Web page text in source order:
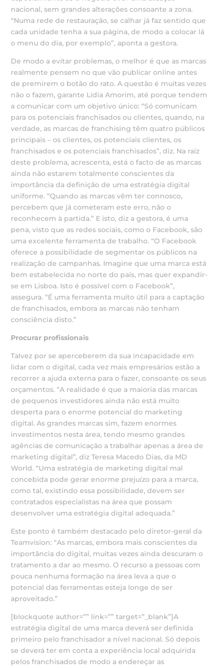
nacional, sem grandes alterações consoante a zona.
“Numa rede de restauração, se calhar já faz sentido que
cada unidade tenha a sua página, de modo a colocar lá
o menu do dia, por exemplo”, aponta a gestora.
De modo a evitar problemas, o melhor é que as marcas
realmente pensem no que vão publicar online antes
de premirem o botão do rato. A questão é muitas vezes
não o fazem, garante Lídia Amorim, até porque tendem
a comunicar com um objetivo único: “Só comunicam
para os potenciais franchisados ou clientes, quando, na
verdade, as marcas de franchising têm quatro públicos
principais – os clientes, os potenciais clientes, os
franchisados e os potenciais franchisados”, diz. Na raiz
deste problema, acrescenta, está o facto de as marcas
ainda não estarem totalmente conscientes da
importância da definição de uma estratégia digital
uniforme. “Quando as marcas vêm ter connosco,
percebem que já cometeram este erro, não o
reconhecem à partida.” E isto, diz a gestora, é uma
pena, visto que as redes sociais, como o Facebook, são
uma excelente ferramenta de trabalho. “O Facebook
oferece a possibilidade de segmentar os públicos na
realização de campanhas. Imagine que uma marca está
bem estabelecida no norte do país, mas quer expandir-
se em Lisboa. Isto é possível com o Facebook”,
assegura. “É uma ferramenta muito útil para a captação
de franchisados, embora as marcas não tenham
consciência disto.”
Procurar profissionais
Talvez por se aperceberem da sua incapacidade em
lidar com o digital, cada vez mais empresários estão a
recorrer a ajuda externa para o fazer, consoante os seus
orçamentos. “A realidade é que a maioria das marcas
de pequenos investidores ainda não está muito
desperta para o enorme potencial do marketing
digital. As grandes marcas sim, fazem enormes
investimentos nesta área, tendo mesmo grandes
agências de comunicação a trabalhar apenas a área de
marketing digital”, diz Teresa Macedo Dias, da MD
World. “Uma estratégia de marketing digital mal
concebida pode gerar enorme prejuízo para a marca,
como tal, existindo essa possibilidade, devem ser
contratados especialistas na área que possam
desenvolver uma estratégia digital adequada.”
Este ponto é também destacado pelo diretor-geral da
Teamvision: “As marcas, embora mais conscientes da
importância do digital, muitas vezes ainda descuram o
tratamento a dar ao mesmo. O recurso a pessoas com
pouca nenhuma formação na área leva a que o
potencial das ferramentas esteja longe de ser
aproveitado.”
[blockquote author=”” link=”” target=”_blank”]A
estratégia digital de uma marca deverá ser definida
primeiro pelo franchisador a nível nacional. Só depois
se deverá ter em conta a experiência local adquirida
pelos franchisados de modo a endereçar as